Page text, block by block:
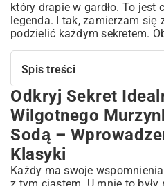
który drapie w gardło. To jest
legenda. I tak, zamierzam się
podzielić każdym sekretem.
Spis treści
Odkryj Sekret Idealnie
Murzynka z Sodą –
Klasyki
Dlaczego soda to klucz do
cieście?
Krótka historia i popularność
Murzynek
Odkryj Sekret
Wilgotnego
Sodą –
Klasyki
Każdy ma swoje